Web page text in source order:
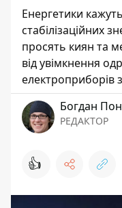
Енергетики
стабілізаційних
просять киян та
від увімкнення
електроприборів
Богдан
РЕДАКТОР
👍